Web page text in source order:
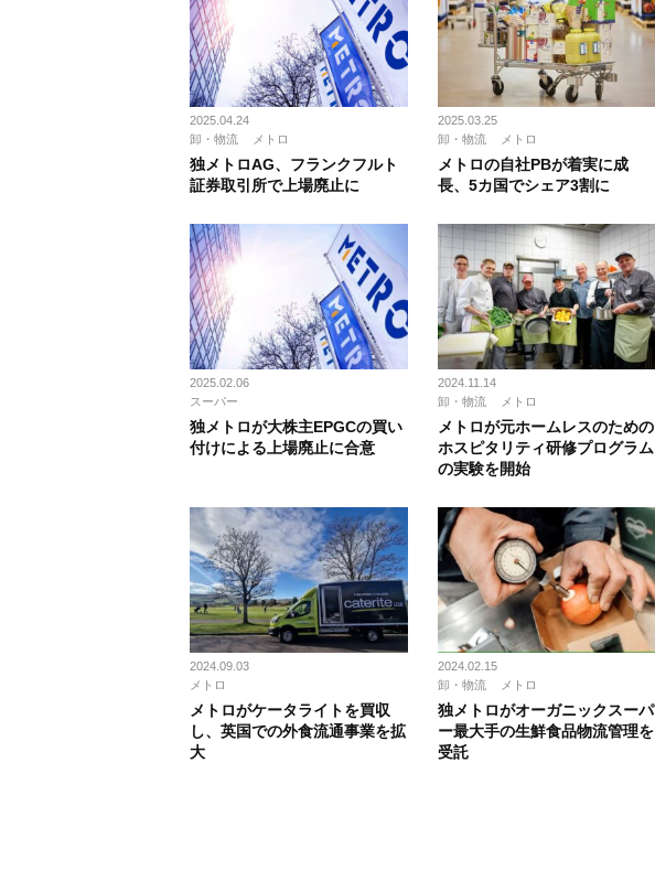
2025.04.24
卸・物流
メトロ
独メトロAG、フランクフルト
証券取引所で上場廃止に
2025.03.25
卸・物流
メトロ
メトロの自社PBが着実に成
長、5カ国でシェア3割に
2025.02.06
スーパー
独メトロが大株主EPGCの買い
付けによる上場廃止に合意
2024.11.14
卸・物流
メトロ
メトロが元ホームレスのための
ホスピタリティ研修プログラム
の実験を開始
2024.09.03
メトロ
メトロがケータライトを買収
し、英国での外食流通事業を拡
大
2024.02.15
卸・物流
メトロ
独メトロがオーガニックスーパ
ー最大手の生鮮食品物流管理を
受託